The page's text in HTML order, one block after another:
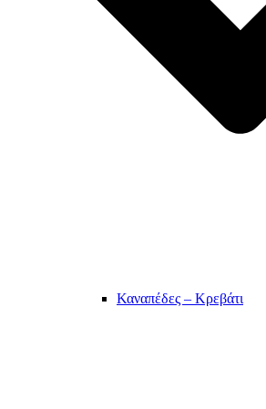
Καναπέδες – Κρεβάτι